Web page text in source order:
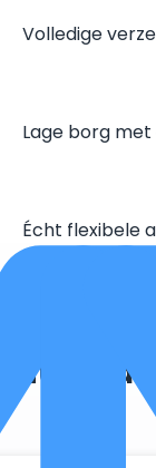
Volledige
Lage borg met
Écht flexibele